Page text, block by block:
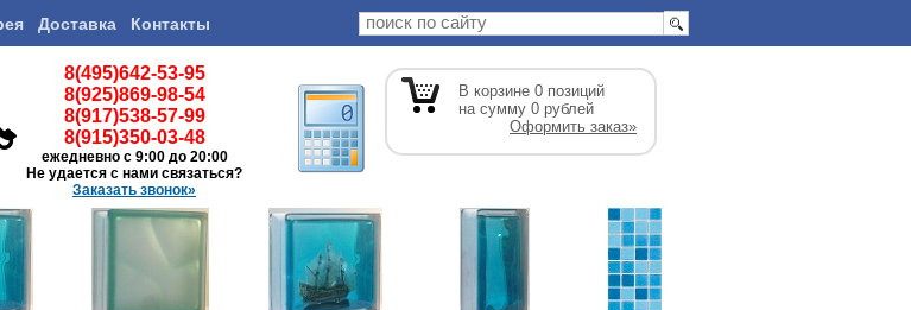
Доставка Контакты
8(495)642-53-95
8(925)869-98-54
8(917)538-57-99
8(915)350-03-48
ежедневно с 9:00 до 20:00
Не удается с нами связаться?
Заказать звонок»
В корзине 0 позиций
на сумму 0 рублей
Оформить заказ»